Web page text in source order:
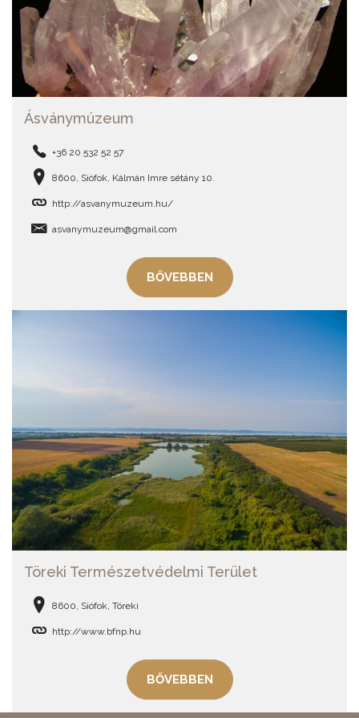
Ásványmúzeum
+36 20 532 52 57
8600, Siófok, Kálmán Imre sétány 10.
http://asvanymuzeum.hu/
asvanymuzeum@gmail.com
BŐVEBBEN
Töreki Természetvédelmi Terület
8600, Siófok, Töreki
http://www.bfnp.hu
BŐVEBBEN